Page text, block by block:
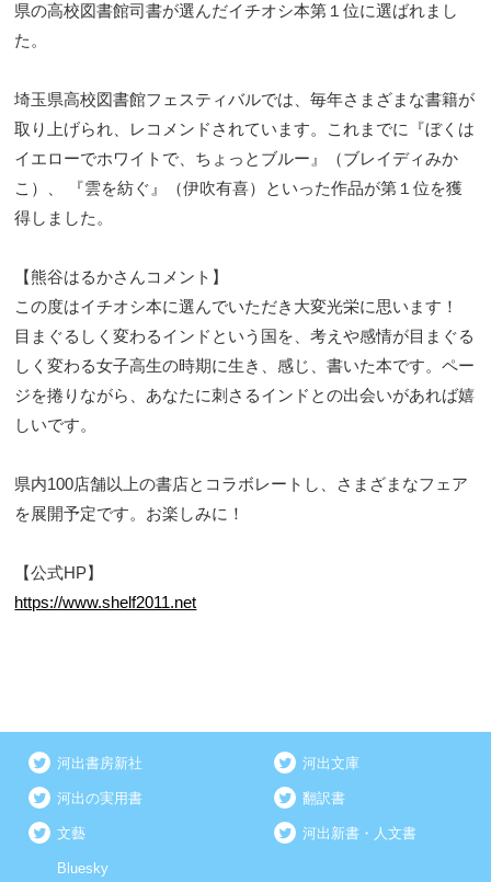
県の高校図書館司書が選んだイチオシ本第１位に選ばれまし
た。
埼玉県高校図書館フェスティバルでは、毎年さまざまな書籍が
取り上げられ、レコメンドされています。これまでに『ぼくは
イエローでホワイトで、ちょっとブルー』（ブレイディみか
こ）、 『雲を紡ぐ』（伊吹有喜）といった作品が第１位を獲
得しました。
【熊谷はるかさんコメント】
この度はイチオシ本に選んでいただき大変光栄に思います！
目まぐるしく変わるインドという国を、考えや感情が目まぐる
しく変わる女子高生の時期に生き、感じ、書いた本です。ペー
ジを捲りながら、あなたに刺さるインドとの出会いがあれば嬉
しいです。
県内100店舗以上の書店とコラボレートし、さまざまなフェア
を展開予定です。お楽しみに！
【公式HP】
https://www.shelf2011.net
河出書房新社 河出文庫
河出の実用書 翻訳書
文藝 河出新書・人文書
Bluesky